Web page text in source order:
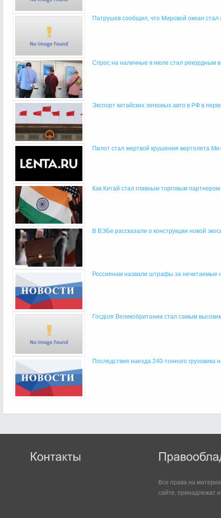
Патрушев сообщил, что Мировой океан стал
Спрос на наличные в июле стал рекордным в
Экспорт китайских легковых авто в РФ в
Пилот стал жертвой крушения вертолета
Как Китай стал главным торговым
В ВЭБе рассказали о конструкции новой
Россиянам назвали штрафы за нечитаемые
Госдолг Великобритании стал самым
Последствия наезда 240-тонного грузовика
Все права на
сайте, принадлежат